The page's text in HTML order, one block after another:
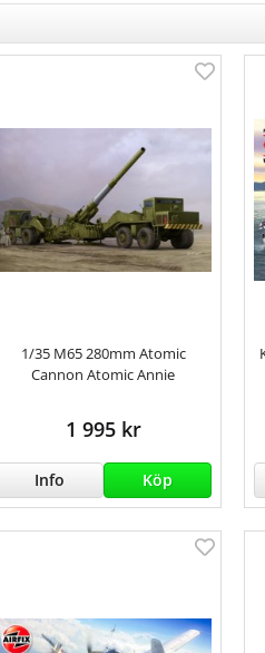
1/35 M65 280mm Atomic
Cannon Atomic Annie
1 995 kr
Info Köp